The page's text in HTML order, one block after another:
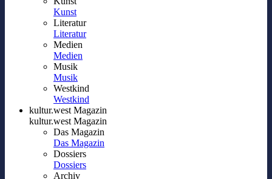
Kunst
Literatur
Literatur
Medien
Medien
Musik
Musik
Westkind
Westkind
kultur.west Magazin
kultur.west Magazin
Das Magazin
Das Magazin
Dossiers
Dossiers
Archiv